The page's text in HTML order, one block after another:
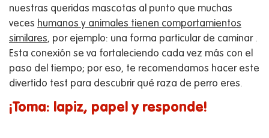
nuestras queridas mascotas al punto que muchas
veces humanos y animales tienen comportamientos
similares, por ejemplo: una forma particular de caminar .
Esta conexión se va fortaleciendo cada vez más con el
paso del tiempo; por eso, te recomendamos hacer este
divertido test para descubrir qué raza de perro eres.
¡Toma: lapiz, papel y responde!